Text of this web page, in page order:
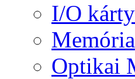
I/O
Memória
Optikai